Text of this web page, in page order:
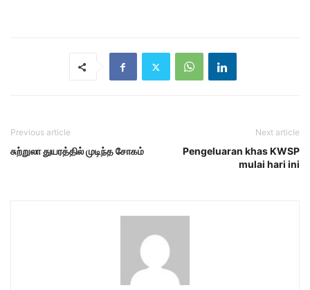
Previous article
சுற்றுலா துயரத்தில் முடிந்த சோகம்
Next article
Pengeluaran khas KWSP
mulai hari ini